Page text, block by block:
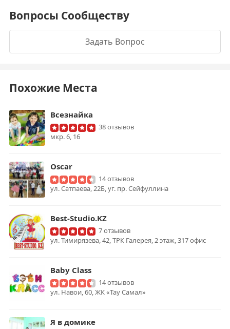
Вопросы Сообществу
Задать Вопрос
Похожие Места
Всезнайка
38 отзывов
мкр. 6, 16
Oscar
14 отзывов
ул. Сатпаева, 22Б, уг. пр. Сейфуллина
Best-Studio.KZ
7 отзывов
ул. Тимирязева, 42, ТРК Галерея, 2 этаж, 317 офис
Baby Class
14 отзывов
ул. Навои, 60, ЖК «Тау Самал»
Я в домике